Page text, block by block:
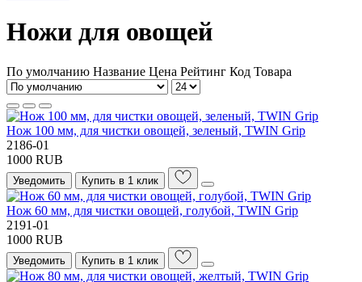
Ножи для овощей
По умолчанию Название Цена Рейтинг Код Товара
Нож 100 мм, для чистки овощей, зеленый, TWIN Grip
2186-01
1000 RUB
Уведомить Купить в 1 клик
Нож 60 мм, для чистки овощей, голубой, TWIN Grip
2191-01
1000 RUB
Уведомить Купить в 1 клик